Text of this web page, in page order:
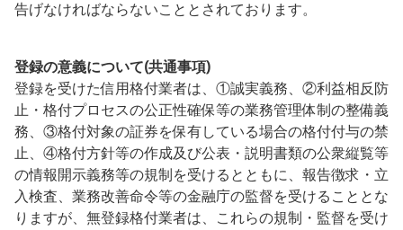
告げなければならないこととされております。
登録の意義について(共通事項)
登録を受けた信用格付業者は、①誠実義務、②利益相反防
止・格付プロセスの公正性確保等の業務管理体制の整備義
務、③格付対象の証券を保有している場合の格付付与の禁
止、④格付方針等の作成及び公表・説明書類の公衆縦覧等
の情報開示義務等の規制を受けるとともに、報告徴求・立
入検査、業務改善命令等の金融庁の監督を受けることとな
りますが、無登録格付業者は、これらの規制・監督を受け